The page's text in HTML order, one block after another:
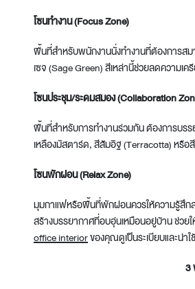
โซนทำงาน (Focus Zone)
พื้นที่สำหรับพนักงานนั่งทำงานที่ต้องการสม
เซจ (Sage Green) สีเหล่านี้ช่วยลดความเ
โซนประชุม/ระดมสมอง (Collaboration
พื้นที่สำหรับการทำงานร่วมกัน ต้องการบรร
เหลืองมัสตาร์ด, สีส้มอิฐ (Terracotta) หรือ
โซนพักผ่อน (Relax Zone)
มุมกาแฟหรือพื้นที่พักผ่อนควรให้ความรู้สึกส
สร้างบรรยากาศที่อบอุ่นเหมือนอยู่บ้าน ช่วย
office interiorของคุณดูเป็นระเบียบและน่า
3